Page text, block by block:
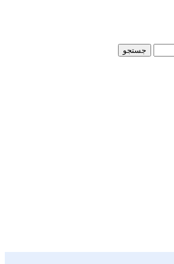
جستجو